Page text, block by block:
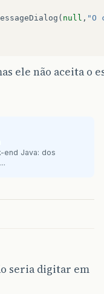
( null , "O
ele não aceita o
end Java: dos
seria digitar em